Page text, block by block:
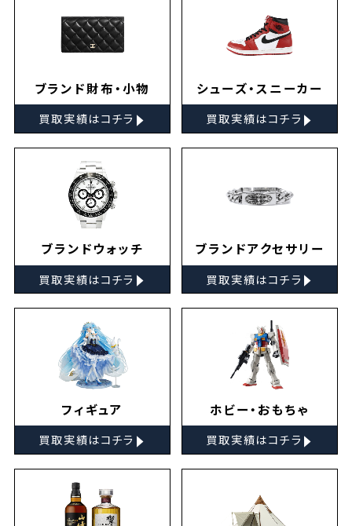
ブランド財布・小物
買取実績はコチラ ▸
シューズ・スニーカー
買取実績はコチラ ▸
ブランドウォッチ
買取実績はコチラ ▸
ブランドアクセサリー
買取実績はコチラ ▸
フィギュア
買取実績はコチラ ▸
ホビー・おもちゃ
買取実績はコチラ ▸